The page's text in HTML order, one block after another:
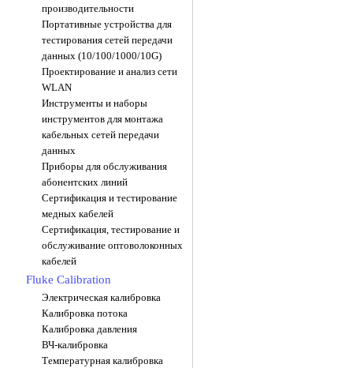
производительности
Портативные устройства для
тестирования сетей передачи
данных (10/100/1000/10G)
Проектирование и анализ сети
WLAN
Инструменты и наборы
инструментов для монтажа
кабельных сетей передачи
данных
Приборы для обслуживания
абонентских линий
Сертификация и тестирование
медных кабелей
Сертификация, тестирование и
обслуживание оптоволоконных
кабелей
Fluke Calibration
Электрическая калибровка
Калибровка потока
Калибровка давления
ВЧ-калибровка
Температурная калибровка